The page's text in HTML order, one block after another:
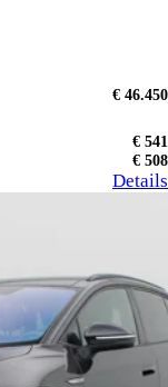
€ 46.450
€ 541
€ 508
Details